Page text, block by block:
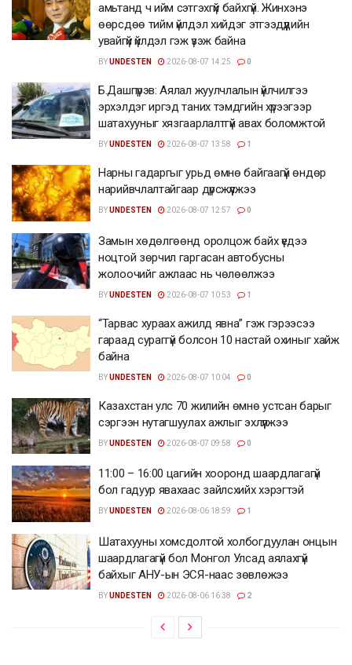
амьтанд ч ийм сэтгэхгүй байхгүй. Жинхэнэ
өөрсдөө тийм үйлдэл хийдэг этгээдүүдийн
увайгүй үйлдэл гэж үзэж байна
BYUNDESTEN 2026-08-07 14:25 0
Б.Дашпүрэв: Аялал жуулчлалын үйлчилгээ
эрхэлдэг иргэд таних тэмдгийн хүрээгээр
шатахууныг хязгаарлалтгүй авах боломжтой
BYUNDESTEN 2026-08-07 13:58 1
Нарны гадаргыг урьд өмнө байгаагүй өндөр
нарийвчлалтайгаар дүрсжүүлжээ
BYUNDESTEN 2026-08-07 12:57 0
Замын хөдөлгөөнд оролцож байх үедээ
ноцтой зөрчил гаргасан автобусны
жолоочийг ажлаас нь чөлөөлжээ
BYUNDESTEN 2026-08-07 10:53 1
“Тарвас хураах ажилд явна” гэж гэрээсээ
гараад сураггүй болсон 10 настай охиныг хайж
байна
BYUNDESTEN 2026-08-07 10:04 0
Казахстан улс 70 жилийн өмнө устсан барыг
сэргээн нутагшуулах ажлыг эхлүүлжээ
BYUNDESTEN 2026-08-07 09:58 0
11:00 – 16:00 цагийн хооронд шаардлагагүй
бол гадуур явахаас зайлсхийх хэрэгтэй
BYUNDESTEN 2026-08-06 18:59 1
Шатахууны хомсдолтой холбогдуулан онцын
шаардлагагүй бол Монгол Улсад аялахгүй
байхыг АНУ-ын ЭСЯ-наас зөвлөжээ
BYUNDESTEN 2026-08-06 16:38 2